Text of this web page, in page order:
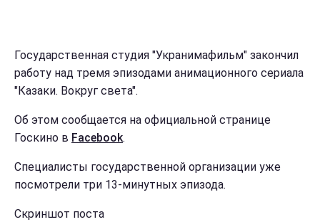
Государственная студия "Укранимафильм" закончил
работу над тремя эпизодами анимационного сериала
"Казаки. Вокруг света".
Об этом сообщается на официальной странице
Госкино в Facebook.
Специалисты государственной организации уже
посмотрели три 13-минутных эпизода.
Скриншот поста